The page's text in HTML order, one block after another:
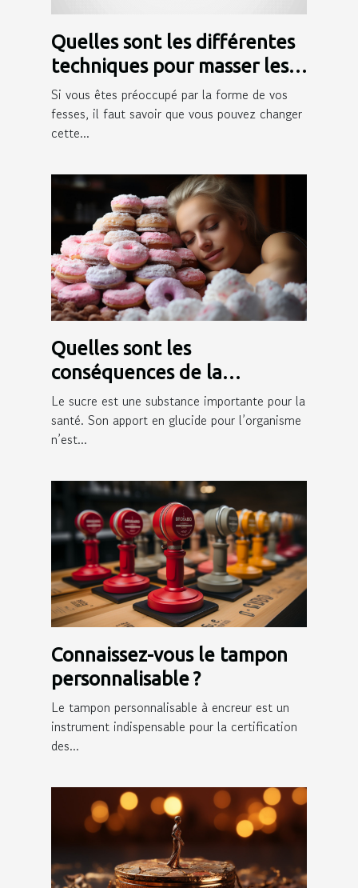
Quelles sont les différentes
techniques pour masser les
fesses ?
Si vous êtes préoccupé par la forme de vos
fesses, il faut savoir que vous pouvez changer
cette...
Quelles sont les
conséquences de la
consommation du sucre sur
la peau ?
Le sucre est une substance importante pour la
santé. Son apport en glucide pour l’organisme
n’est...
Connaissez-vous le tampon
personnalisable ?
Le tampon personnalisable à encreur est un
instrument indispensable pour la certification
des...